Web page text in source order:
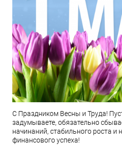
С Праздником Весны и Труда!
задумываете, обязательно
начинаний, стабильного роста и
финансового успеха!